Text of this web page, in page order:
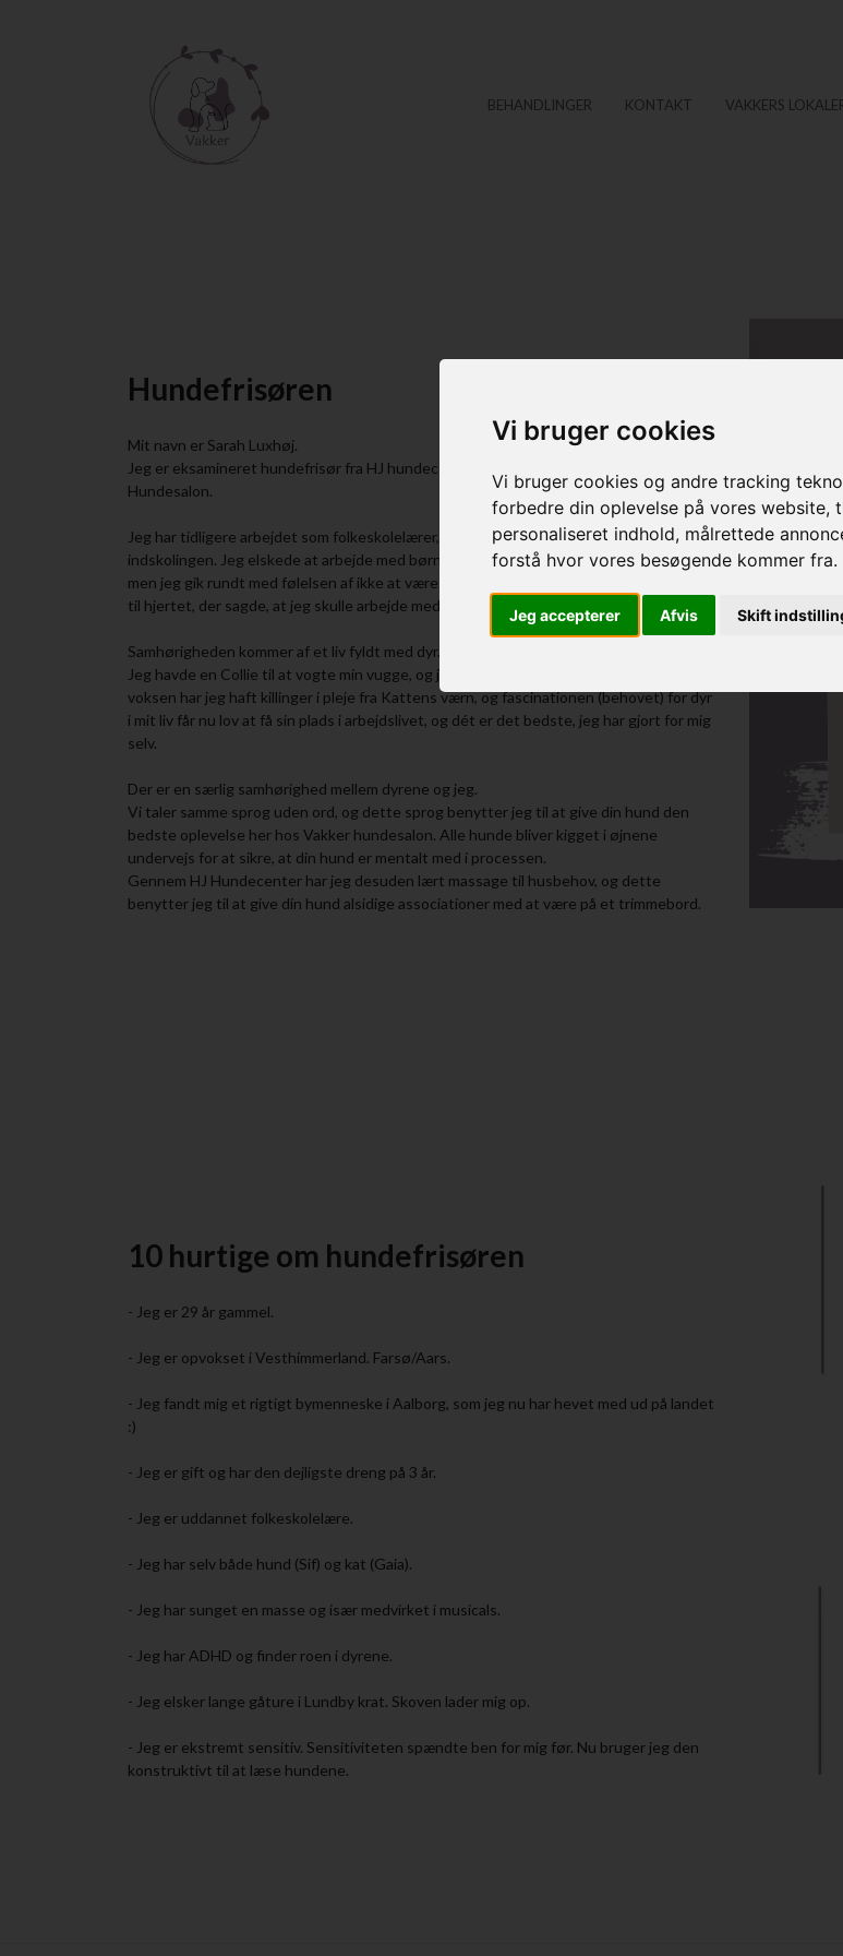
Vi bruger cookies
Vi bruger cookies og andre tracking
forbedre din oplevelse på vores website,
personaliseret indhold, målrettede
forstå hvor vores besøgende kommer fra.
Jeg accepterer Afvis Skift
BEHANDLINGER KONTAKT VAKKERS
Hundefrisøren
Mit navn er Sarah Luxhøj.
Jeg er eksamineret hundefrisør fra HJ hundecenter og indehaver af Vakker
Hundesalon.
Jeg har tidligere arbejdet som folkeskolelærer, hvor jeg underviste i dansk og musik i
indskolingen. Jeg elskede at arbejde med børn og udvikle dem fagligt og menneskeligt,
men jeg gik rundt med følelsen af ikke at være på den rigtige hylde. Jeg valgte at lytte
til hjertet, der sagde, at jeg skulle arbejde med dyr, og her er jeg så.
Samhørigheden kommer af et liv fyldt med dyr.
Jeg havde en Collie til at vogte min vugge, og jeg red heste, før jeg kunne gå. Som
voksen har jeg haft killinger i pleje fra Kattens værn, og fascinationen (behovet) for dyr
i mit liv får nu lov at få sin plads i arbejdslivet, og dét er det bedste, jeg har gjort for mig
selv.
Der er en særlig samhørighed mellem dyrene og jeg.
Vi taler samme sprog uden ord, og dette sprog benytter jeg til at give din hund den
bedste oplevelse her hos Vakker hundesalon. Alle hunde bliver kigget i øjnene
undervejs for at sikre, at din hund er mentalt med i processen.
Gennem HJ Hundecenter har jeg desuden lært massage til husbehov, og dette
benytter jeg til at give din hund alsidige associationer med at være på et trimmebord.
10 hurtige om hundefrisøren
- Jeg er 29 år gammel.
- Jeg er opvokset i Vesthimmerland. Farsø/Aars.
- Jeg fandt mig et rigtigt bymenneske i Aalborg, som jeg nu har hevet med ud på landet
:)
- Jeg er gift og har den dejligste dreng på 3 år.
- Jeg er uddannet folkeskolelære.
- Jeg har selv både hund (Sif) og kat (Gaia).
- Jeg har sunget en masse og især medvirket i musicals.
- Jeg har ADHD og finder roen i dyrene.
- Jeg elsker lange gåture i Lundby krat. Skoven lader mig op.
- Jeg er ekstremt sensitiv. Sensitiviteten spændte ben for mig før. Nu bruger jeg den
konstruktivt til at læse hundene.